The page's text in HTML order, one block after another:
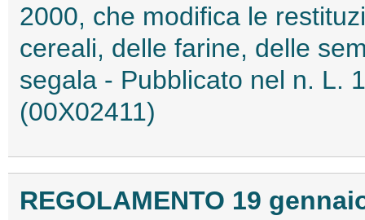
2000, che modifica le
cereali, delle farine, delle
segala - Pubblicato nel n. L.
(00X02411)
REGOLAMENTO 19